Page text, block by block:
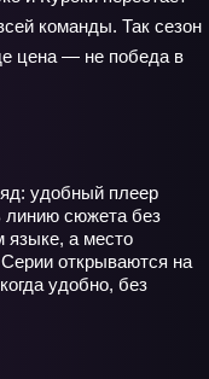
команды. Так сезон
цена — не победа в
удобный плеер
линию сюжета без
языке, а место
Серии открываются на
удобно, без